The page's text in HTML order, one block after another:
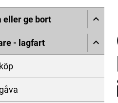
eller ge bort
- lagfart